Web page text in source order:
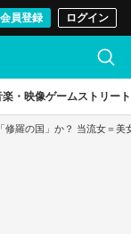
会員登録 ログイン
楽・映像ゲームストリート
修羅の国」か？ 当流女＝美